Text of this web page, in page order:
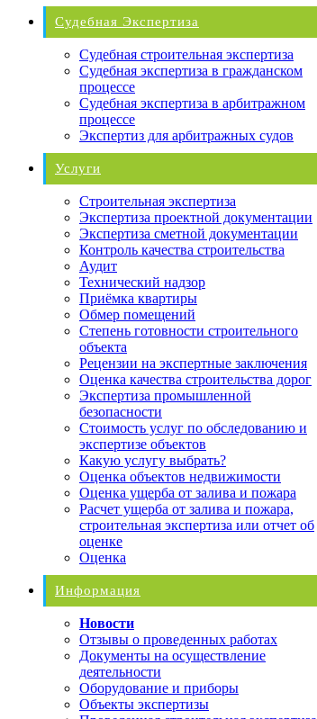
Судебная Экспертиза
Судебная строительная экспертиза
Судебная экспертиза в гражданском
процессе
Судебная экспертиза в арбитражном
процессе
Экспертиз для арбитражных судов
Услуги
Строительная экспертиза
Экспертиза проектной документации
Экспертиза сметной документации
Контроль качества строительства
Аудит
Технический надзор
Приёмка квартиры
Обмер помещений
Степень готовности строительного
объекта
Рецензии на экспертные заключения
Оценка качества строительства дорог
Экспертиза промышленной
безопасности
Стоимость услуг по обследованию и
экспертизе объектов
Какую услугу выбрать?
Оценка объектов недвижимости
Оценка ущерба от залива и пожара
Расчет ущерба от залива и пожара,
строительная экспертиза или отчет об
оценке
Оценка
Информация
Новости
Отзывы о проведенных работах
Документы на осуществление
деятельности
Оборудование и приборы
Объекты экспертизы